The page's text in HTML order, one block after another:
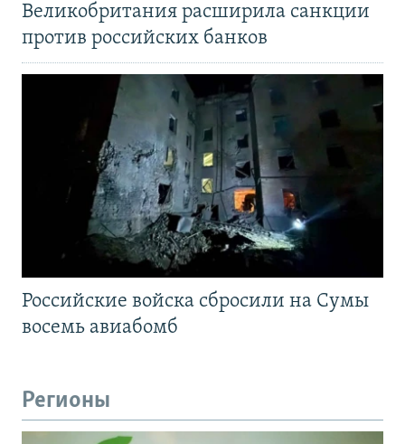
Великобритания расширила санкции
против российских банков
Российские войска сбросили на Сумы
восемь авиабомб
Регионы